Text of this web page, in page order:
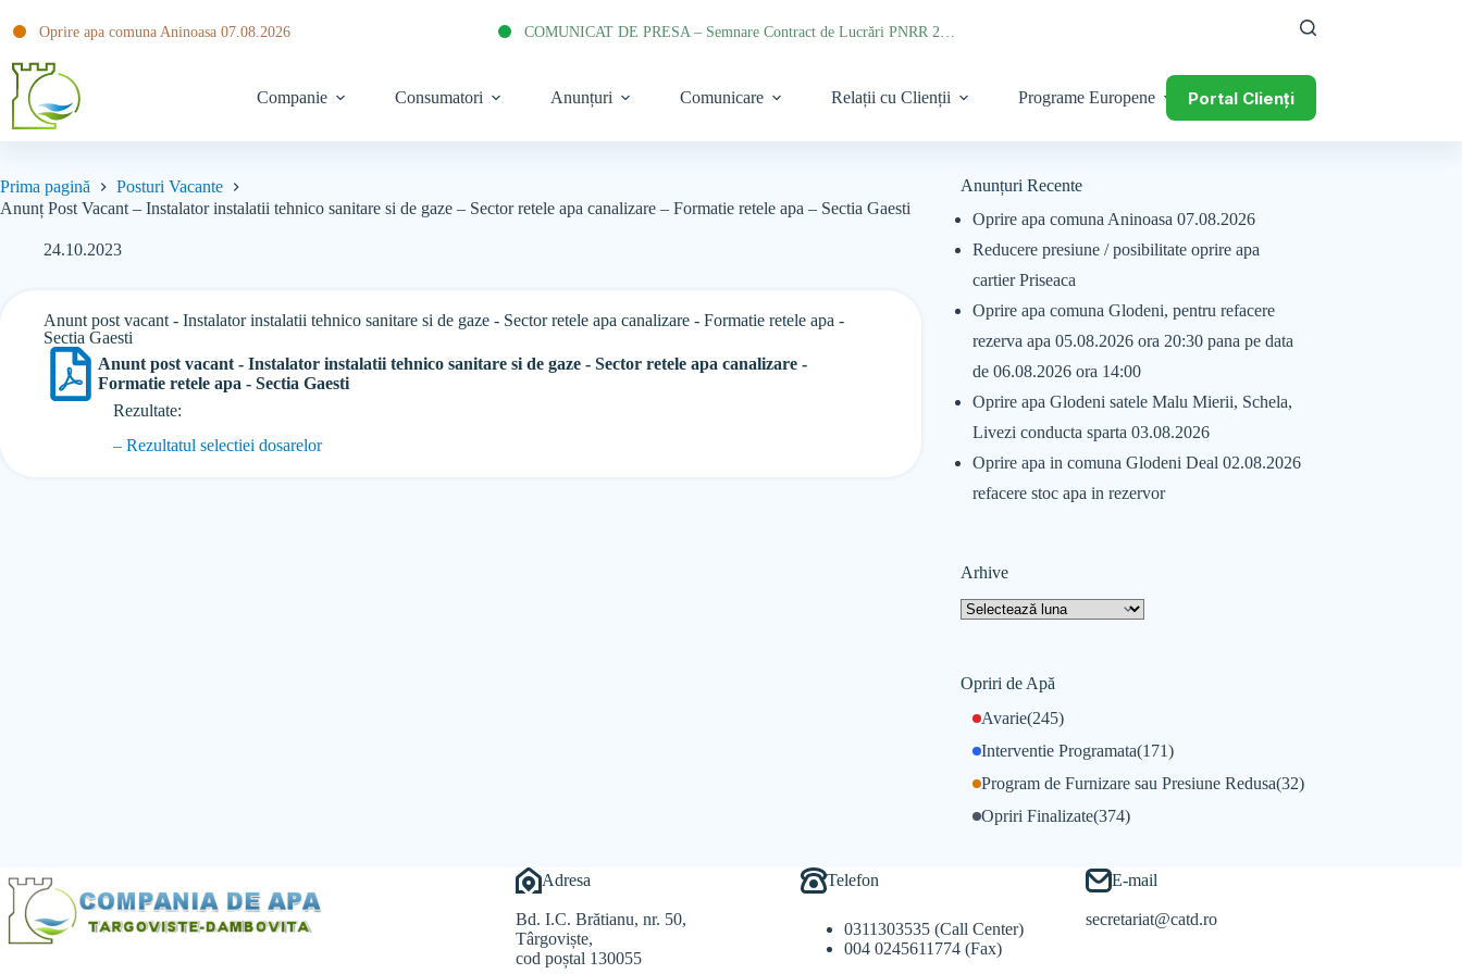
Oprire apa comuna Aninoasa 07.08.2026
Companie Consumatori Anunțuri Comunicare Relații cu Clienții Programe Europene Portal Clienți
Prima pagină
Posturi Vacante
Anunț Post Vacant – Instalator instalatii tehnico sanitare si de gaze – Sector retele apa canalizare – Formatie retele apa – Sectia Gaesti
24.10.2023
Anunt post vacant - Instalator instalatii tehnico sanitare si de gaze - Sector retele apa canalizare - Formatie retele apa -
Sectia Gaesti
Anunt post vacant - Instalator instalatii tehnico sanitare si de gaze - Sector retele apa canalizare -
Formatie retele apa - Sectia Gaesti
Rezultate:
– Rezultatul selectiei dosarelor
Anunțuri Recente
Oprire apa comuna Aninoasa 07.08.2026
Reducere presiune / posibilitate oprire apa
cartier Priseaca
Oprire apa comuna Glodeni, pentru refacere
rezerva apa 05.08.2026 ora 20:30 pana pe data
de 06.08.2026 ora 14:00
Oprire apa Glodeni satele Malu Mierii, Schela,
Livezi conducta sparta 03.08.2026
Oprire apa in comuna Glodeni Deal 02.08.2026
refacere stoc apa in rezervor
Arhive
Opriri de Apă
Avarie(245)
Interventie Programata(171)
Opriri Finalizate(374)
Program de Furnizare sau Presiune Redusa(32)
Adresa
Bd. I.C. Brătianu, nr. 50,
Târgoviște,
cod poștal 130055
Telefon
0311303535 (Call Center)
004 0245611774 (Fax)
E-mail
secretariat@catd.ro